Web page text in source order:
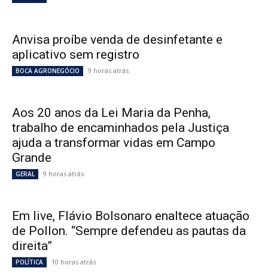
Anvisa proíbe venda de desinfetante e
aplicativo sem registro
BOCA AGRONEGÓCIO 9 horas atrás
Aos 20 anos da Lei Maria da Penha,
trabalho de encaminhados pela Justiça
ajuda a transformar vidas em Campo
Grande
GERAL 9 horas atrás
Em live, Flávio Bolsonaro enaltece atuação
de Pollon. “Sempre defendeu as pautas da
direita”
POLÍTICA 10 horas atrás